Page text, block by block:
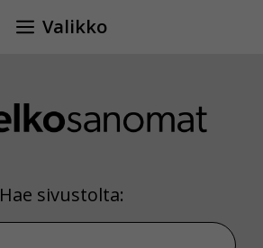
Valikko
Hae sivustolta:
Hae sivustolta